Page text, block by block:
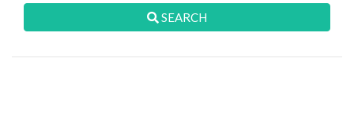
SEARCH